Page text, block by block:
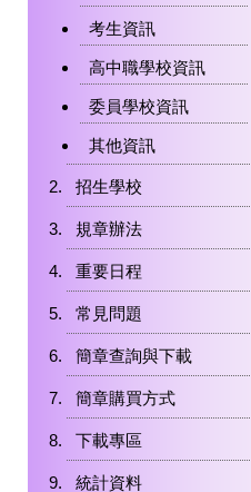
考生資訊
高中職學校資訊
委員學校資訊
其他資訊
招生學校
規章辦法
重要日程
常見問題
簡章查詢與下載
簡章購買方式
下載專區
統計資料